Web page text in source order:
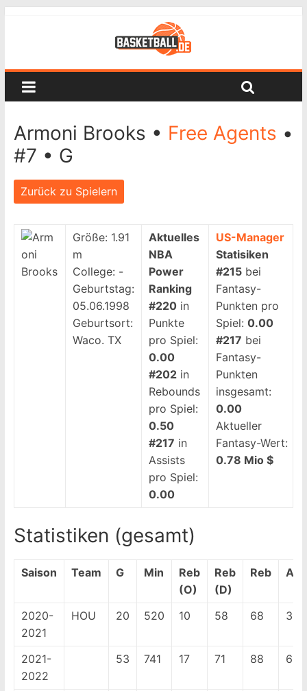
Armoni Brooks • Free Agents •
#7 • G
Zurück zu Spielern
Größe: 1.91
m
College: -
Geburtstag:
05.06.1998
Geburtsort:
Waco. TX
Aktuelles
NBA
Power
Ranking
#220 in
Punkte
pro Spiel:
0.00
#202 in
Rebounds
pro Spiel:
0.50
#217 in
Assists
pro Spiel:
0.00
US-Manager
Statisiken
#215 bei
Fantasy-
Punkten pro
Spiel: 0.00
#217 bei
Fantasy-
Punkten
insgesamt:
0.00
Aktueller
Fantasy-Wert:
0.78 Mio $
Statistiken (gesamt)
Saison Team G Min
Reb
(O)
Reb
(D)
Reb Ass
2020-
2021
HOU 20 520 10 58 68 30
2021-
2022
53 741 17 71 88 62